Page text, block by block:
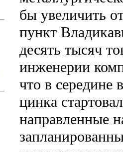
бы увеличить
пункт
десять тысяч
инженерии
что в середине
цинка
направленные